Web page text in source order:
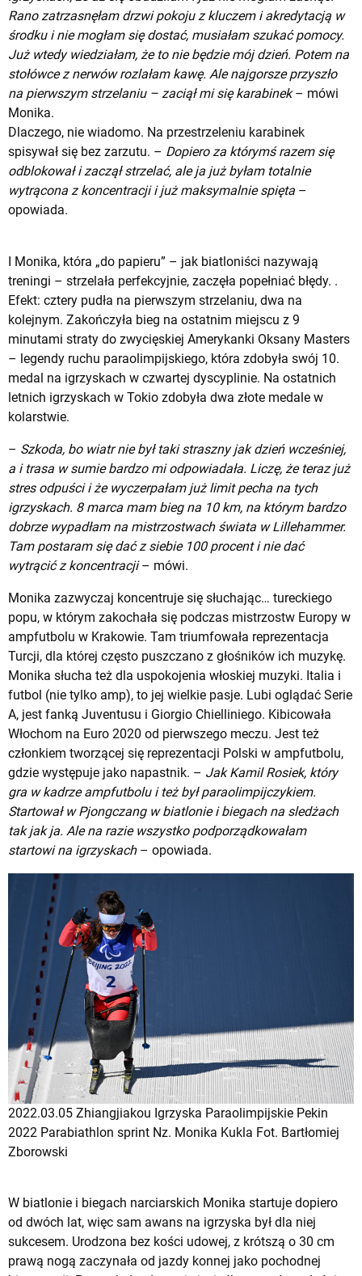
Rano zatrzasnęłam drzwi pokoju z kluczem i akredytacją w
środku i nie mogłam się dostać, musiałam szukać pomocy.
Już wtedy wiedziałam, że to nie będzie mój dzień. Potem na
stołówce z nerwów rozlałam kawę. Ale najgorsze przyszło
na pierwszym strzelaniu – zaciął mi się karabinek– mówi
Monika.
Dlaczego, nie wiadomo. Na przestrzeleniu karabinek
spisywał się bez zarzutu. – Dopiero za którymś razem się
odblokował i zaczął strzelać, ale ja już byłam totalnie
wytrącona z koncentracji i już maksymalnie spięta –
opowiada.
I Monika, która „do papieru” – jak biatloniści nazywają
treningi – strzelała perfekcyjnie, zaczęła popełniać błędy. .
Efekt: cztery pudła na pierwszym strzelaniu, dwa na
kolejnym. Zakończyła bieg na ostatnim miejscu z 9
minutami straty do zwycięskiej Amerykanki Oksany Masters
– legendy ruchu paraolimpijskiego, która zdobyła swój 10.
medal na igrzyskach w czwartej dyscyplinie. Na ostatnich
letnich igrzyskach w Tokio zdobyła dwa złote medale w
kolarstwie.
– Szkoda, bo wiatr nie był taki straszny jak dzień wcześniej,
a i trasa w sumie bardzo mi odpowiadała. Liczę, że teraz już
stres odpuści i że wyczerpałam już limit pecha na tych
igrzyskach. 8 marca mam bieg na 10 km, na którym bardzo
dobrze wypadłam na mistrzostwach świata w Lillehammer.
Tam postaram się dać z siebie 100 procent i nie dać
wytrącić z koncentracji– mówi.
Monika zazwyczaj koncentruje się słuchając… tureckiego
popu, w którym zakochała się podczas mistrzostw Europy w
ampfutbolu w Krakowie. Tam triumfowała reprezentacja
Turcji, dla której często puszczano z głośników ich muzykę.
Monika słucha też dla uspokojenia włoskiej muzyki. Italia i
futbol (nie tylko amp), to jej wielkie pasje. Lubi oglądać Serie
A, jest fanką Juventusu i Giorgio Chielliniego. Kibicowała
Włochom na Euro 2020 od pierwszego meczu. Jest też
członkiem tworzącej się reprezentacji Polski w ampfutbolu,
gdzie występuje jako napastnik. – Jak Kamil Rosiek, który
gra w kadrze ampfutbolu i też był paraolimpijczykiem.
Startował w Pjongczang w biatlonie i biegach na sledżach
tak jak ja. Ale na razie wszystko podporządkowałam
startowi na igrzyskach– opowiada.
2022.03.05 Zhiangjiakou Igrzyska Paraolimpijskie Pekin
2022 Parabiathlon sprint Nz. Monika Kukla Fot. Bartłomiej
Zborowski
W biatlonie i biegach narciarskich Monika startuje dopiero
od dwóch lat, więc sam awans na igrzyska był dla niej
sukcesem. Urodzona bez kości udowej, z krótszą o 30 cm
prawą nogą zaczynała od jazdy konnej jako pochodnej